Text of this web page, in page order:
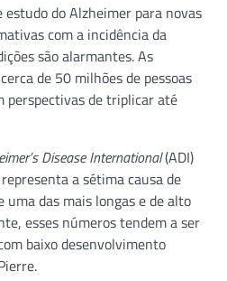
do Alzheimer para novas
com a incidência da
são alarmantes. As
de 50 milhões de pessoas
perspectivas de triplicar até
Disease International(ADI)
a sétima causa de
das mais longas e de alto
esses números tendem a ser
baixo desenvolvimento